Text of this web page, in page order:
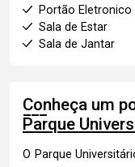
Portão Eletronico
Sala de Estar
Sala de Jantar
Conheça um
Parque
O Parque